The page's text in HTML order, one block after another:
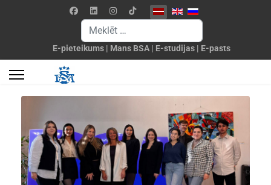
Izvēlieties valodu
Meklēšanas forma
E-pieteikums | Mans BSA | E-studijas | E-pasts